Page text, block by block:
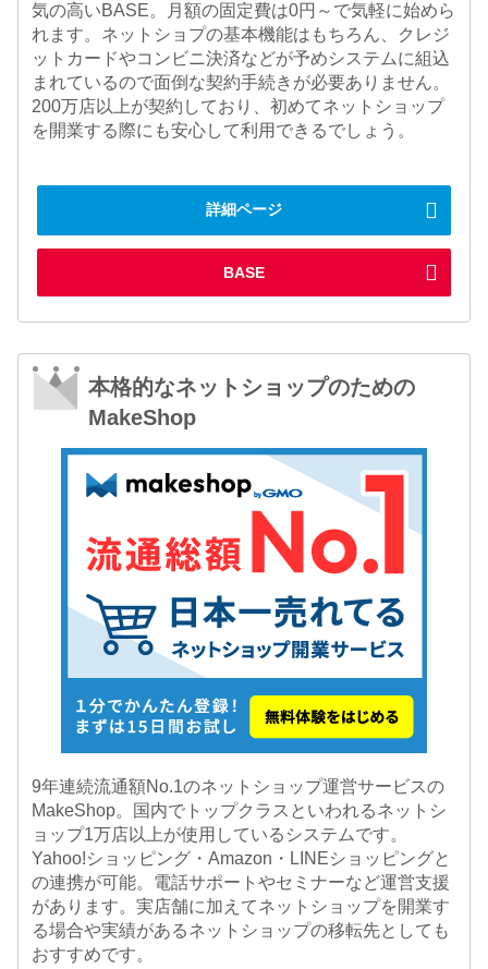
気の高いBASE。月額の固定費は0円～で気軽に始めら
れます。ネットショプの基本機能はもちろん、クレジ
ットカードやコンビニ決済などが予めシステムに組込
まれているので面倒な契約手続きが必要ありません。
200万店以上が契約しており、初めてネットショップ
を開業する際にも安心して利用できるでしょう。
詳細ページ
BASE
本格的なネットショップのための
MakeShop
9年連続流通額No.1のネットショップ運営サービスの
MakeShop。国内でトップクラスといわれるネットシ
ョップ1万店以上が使用しているシステムです。
Yahoo!ショッピング・Amazon・LINEショッピングと
の連携が可能。電話サポートやセミナーなど運営支援
があります。実店舗に加えてネットショップを開業す
る場合や実績があるネットショップの移転先としても
おすすめです。